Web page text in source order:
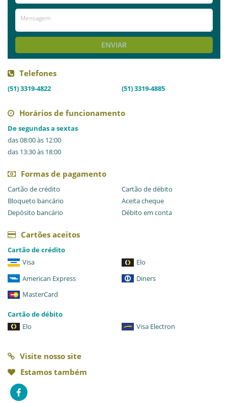
Avaliações
ENVIAR
Telefones
(51) 3319-4822 (51) 3319-4885
Horários de funcionamento
De segundas a sextas
das 08:00 às 12:00
das 13:30 às 18:00
Formas de pagamento
Cartão de crédito
Cartão de débito
Bloqueto bancário
Aceita cheque
Depósito bancário
Débito em conta
Cartões aceitos
Cartão de crédito
Visa
Elo
American Express
Diners
MasterCard
Cartão de débito
Elo
Visa Electron
Visite nosso site
Estamos também